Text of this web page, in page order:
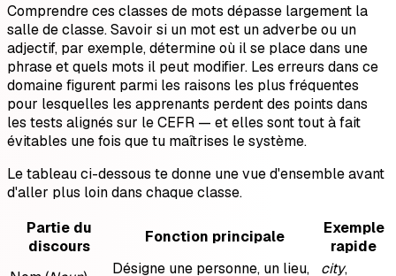
Comprendre ces classes de mots dépasse largement la
salle de classe. Savoir si un mot est un adverbe ou un
adjectif, par exemple, détermine où il se place dans une
phrase et quels mots il peut modifier. Les erreurs dans ce
domaine figurent parmi les raisons les plus fréquentes
pour lesquelles les apprenants perdent des points dans
les tests alignés sur le CEFR — et elles sont tout à fait
évitables une fois que tu maîtrises le système.
Le tableau ci-dessous te donne une vue d'ensemble avant
d'aller plus loin dans chaque classe.
Partie du
discours
Fonction principale
Exemple
rapide
Désigne une personne, un lieu,
city,